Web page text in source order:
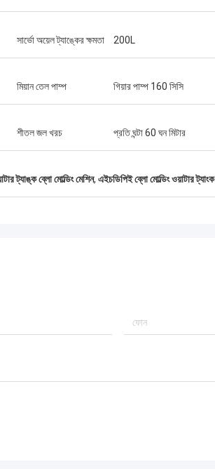
সার্ভো অয়েল ট্যাঙ্কের ক্ষমতা 200L
মিয়ান তেল পাম্প গিয়ার পাম্প 160 সিসি
শীতল জল খরচ প্রতি ঘন্টা 60 ঘন মিটার
ট্যাঙ্ক ব্লো মোল্ডিং মেশিন, এইচডিপিই ব্লো মোল্ডিং ওয়াটার ট্যাংক